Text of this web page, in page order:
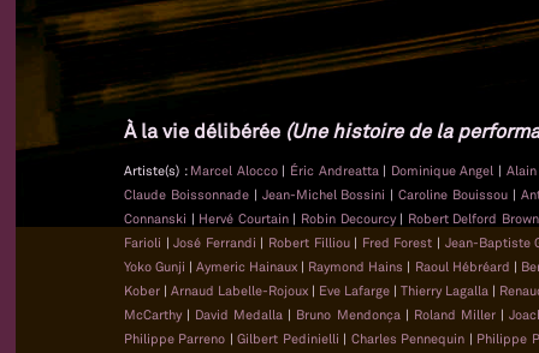
À la vie délibérée (Une histoire de la
Artiste(s) : Marcel Alocco | Éric Andreatta | Dominique Angel |
Claude Boissonnade | Jean-Michel Bossini |Caroline Bouissou |
Connanski | Hervé Courtain | Robin Decourcy | Robert Delford
Farioli |José Ferrandi | Robert Filliou | Fred Forest | Jean-Baptiste
Yoko Gunji |Aymeric Hainaux | Raymond Hains | Raoul Hébréard |
Kober |Arnaud Labelle-Rojoux | Eve Lafarge |Thierry Lagalla |
McCarthy | David Medalla | Bruno Mendonça | Roland Miller |
Philippe Parreno |Gilbert Pedinielli | Charles Pennequin | Philippe